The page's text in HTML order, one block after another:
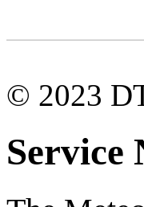
© 2023
Service